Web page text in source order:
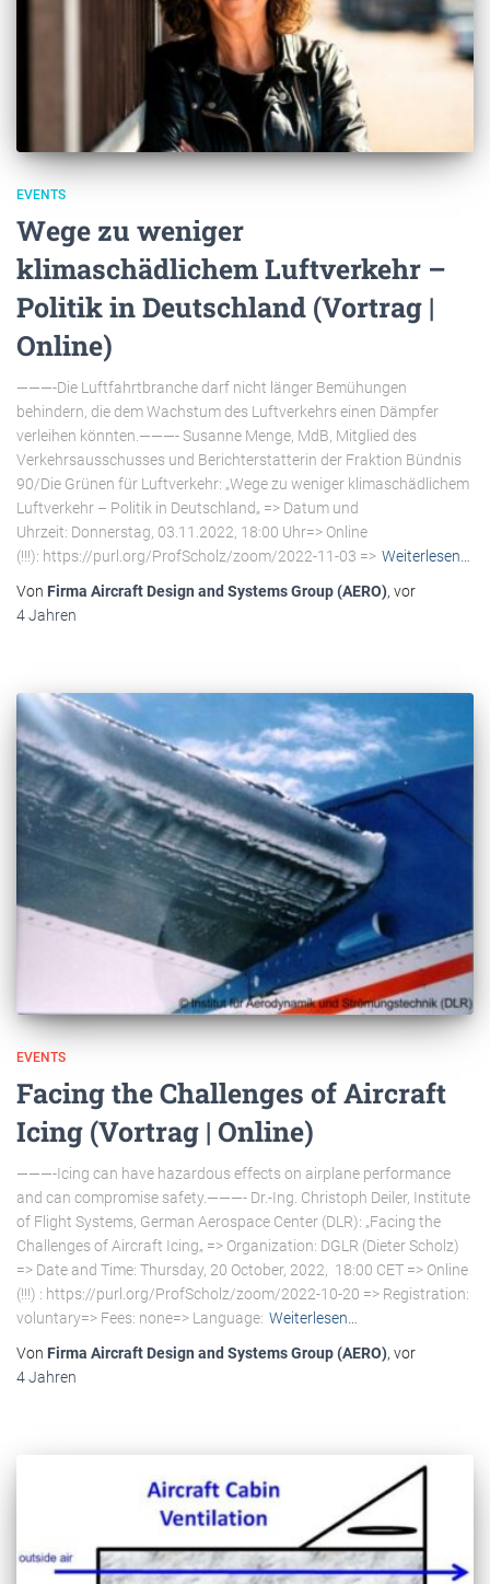
EVENTS
Wege zu weniger
klimaschädlichem Luftverkehr –
Politik in Deutschland (Vortrag |
Online)
———-Die Luftfahrtbranche darf nicht länger Bemühungen
behindern, die dem Wachstum des Luftverkehrs einen Dämpfer
verleihen könnten.———- Susanne Menge, MdB, Mitglied des
Verkehrsausschusses und Berichterstatterin der Fraktion Bündnis
90/Die Grünen für Luftverkehr: „Wege zu weniger klimaschädlichem
Luftverkehr – Politik in Deutschland„ => Datum und
Uhrzeit: Donnerstag, 03.11.2022, 18:00 Uhr=> Online
(!!!): https://purl.org/ProfScholz/zoom/2022-11-03 => Weiterlesen…
Von Firma Aircraft Design and Systems Group (AERO), vor
4 Jahren
EVENTS
Facing the Challenges of Aircraft
Icing (Vortrag | Online)
———-Icing can have hazardous effects on airplane performance
and can compromise safety.———- Dr.-Ing. Christoph Deiler, Institute
of Flight Systems, German Aerospace Center (DLR): „Facing the
Challenges of Aircraft Icing„ => Organization: DGLR (Dieter Scholz)
=> Date and Time: Thursday, 20 October, 2022, 18:00 CET => Online
(!!!) : https://purl.org/ProfScholz/zoom/2022-10-20 => Registration:
voluntary=> Fees: none=> Language: Weiterlesen…
Von Firma Aircraft Design and Systems Group (AERO), vor
4 Jahren